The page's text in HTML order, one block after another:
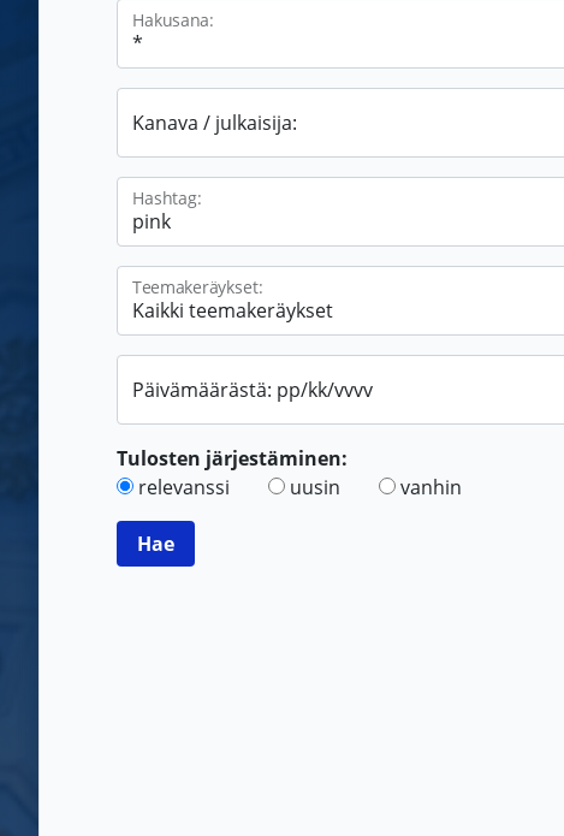
Hakusana:
Kanava / julkaisija:
Hashtag:
Teemakeräykset:
Päivämäärästä: pp/kk/vvvv
Tulosten järjestäminen:
relevanssi
uusin vanhin